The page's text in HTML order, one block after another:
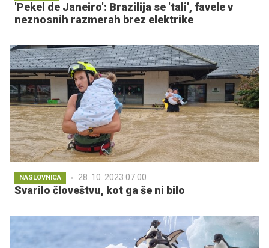
'Pekel de Janeiro': Brazilija se 'tali', favele v
neznosnih razmerah brez elektrike
NASLOVNICA 28. 10. 2023 07.00
Svarilo človeštvu, kot ga še ni bilo